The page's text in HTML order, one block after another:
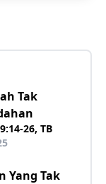
Tak
26, TB
Yang Tak